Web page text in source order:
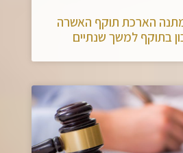
הארכת תוקף האשרה
בתוקף למשך שנתיים